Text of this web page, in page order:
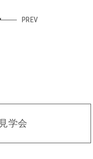
PREV
見学会